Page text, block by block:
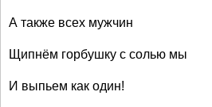
А также всех мужчин
Щипнём горбушку с солью мы
И выпьем как один!